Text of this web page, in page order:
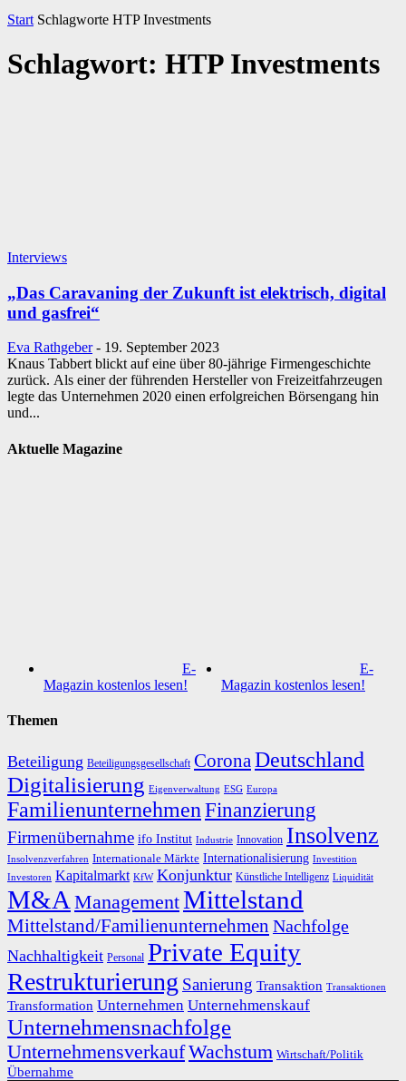
Start Schlagworte HTP Investments
Schlagwort: HTP Investments
Interviews
„Das Caravaning der Zukunft ist elektrisch, digital
und gasfrei“
Eva Rathgeber - 19. September 2023
Knaus Tabbert blickt auf eine über 80‐jährige Firmengeschichte
zurück. Als einer der führenden Hersteller von Freizeitfahrzeugen
legte das Unternehmen 2020 einen erfolgreichen Börsengang hin
und...
Aktuelle Magazine
E-
Magazin kostenlos lesen!
E-
Magazin kostenlos lesen!
Themen
Beteiligung Beteiligungsgesellschaft CoronaDeutschland
Digitalisierung Eigenverwaltung ESG Europa
FamilienunternehmenFinanzierung
Firmenübernahme ifo Institut Industrie Innovation Insolvenz
Insolvenzverfahren Internationale Märkte Internationalisierung Investition
Investoren Kapitalmarkt KfW Konjunktur Künstliche Intelligenz Liquidität
M&A ManagementMittelstand
Mittelstand/Familienunternehmen Nachfolge
Nachhaltigkeit Personal Private Equity
Restrukturierung Sanierung Transaktion Transaktionen
Transformation Unternehmen Unternehmenskauf
Unternehmensnachfolge
UnternehmensverkaufWachstum Wirtschaft/Politik
Übernahme